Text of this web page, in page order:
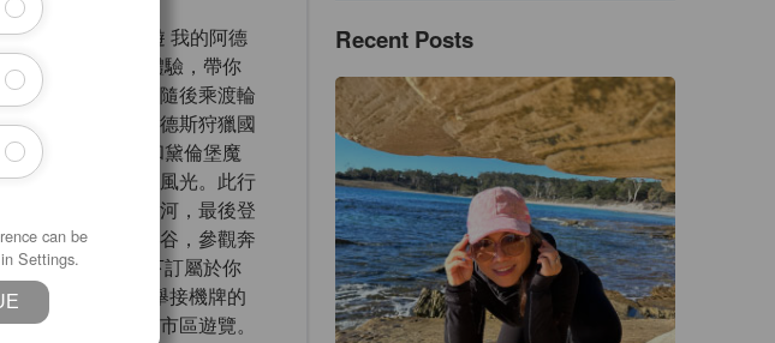
葡萄酒5天4夜遊 我的阿德
自然景觀和文化體驗，帶你
地生活和美食。隨後乘渡輪
，之後遊覽弗林德斯狩獵國
拉倫谷的葡萄園和黛倫堡魔
特港，探索海島風光。此行
，午後漫步茉莉河，最後登
覽芭蘿莎葡萄酒谷，參觀奔
風情。 現在就下訂屬於你
閘門就看到了手舉接機牌的
前往北大街開始市區遊覽。
Recent Posts
can be
Settings.